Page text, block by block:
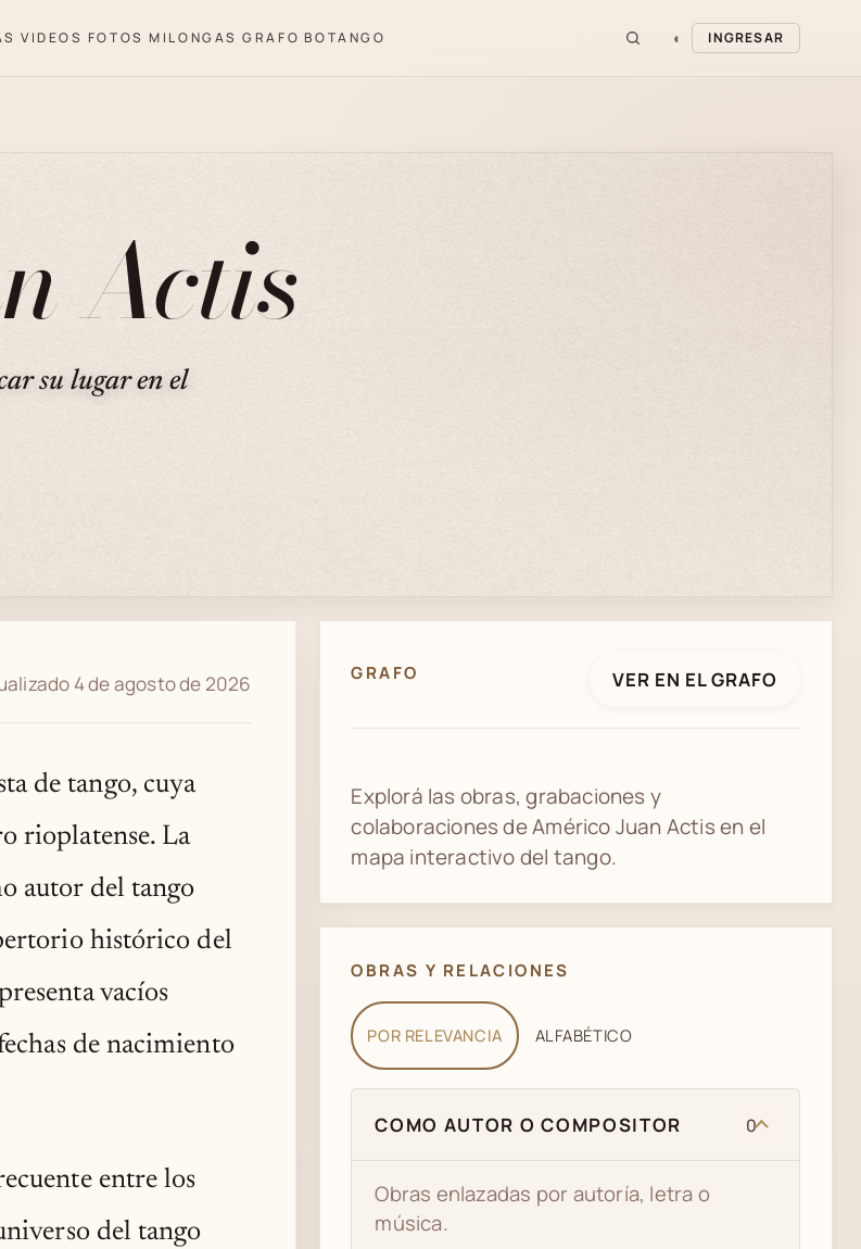
VIDEOS FOTOS MILONGAS GRAFO BOTANGO ◐ INGRESAR
Actis
su lugar en el
4 de agosto de 2026
de tango, cuya
rioplatense. La
autor del tango
histórico del
vacíos
de nacimiento
entre los
del tango
GRAFO VER EN EL GRAFO
Explorá las obras, grabaciones y
colaboraciones de Américo Juan Actis en el
mapa interactivo del tango.
OBRAS Y RELACIONES
POR RELEVANCIA ALFABÉTICO
COMO AUTOR O COMPOSITOR 0
Obras enlazadas por autoría, letra o
música.